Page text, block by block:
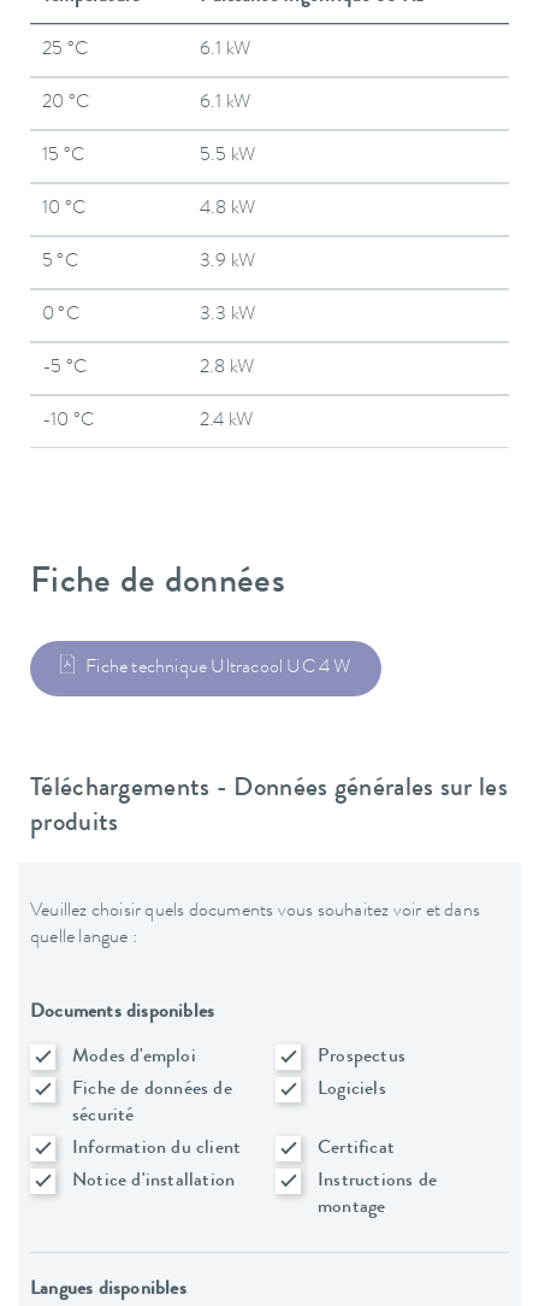
25 °C 6.1 kW
20 °C 6.1 kW
15 °C 5.5 kW
10 °C 4.8 kW
5 °C 3.9 kW
0 °C 3.3 kW
-5 °C 2.8 kW
-10 °C 2.4 kW
Fiche de données
Fiche technique Ultracool UC 4 W
Téléchargements - Données générales sur les
produits
Veuillez choisir quels documents vous souhaitez voir et dans
quelle langue :
Documents disponibles
Modes d'emploi
Prospectus
Fiche de données de
sécurité
Logiciels
Information du client
Certificat
Notice d'installation
Instructions de
montage
Langues disponibles